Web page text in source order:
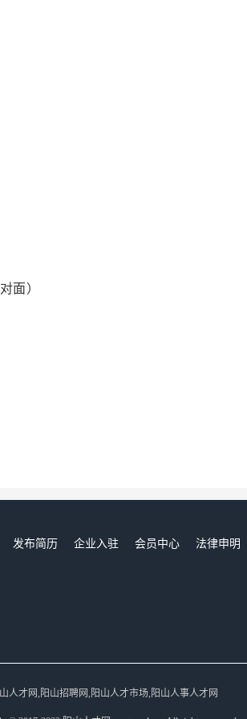
面）
发布简历 企业入驻 会员中心
法律申明
人才网,阳山招聘网,阳山人才市场,阳山人事人才网